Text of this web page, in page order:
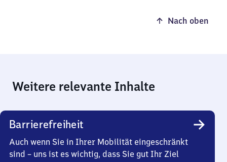
Nach oben
Weitere relevante Inhalte
Barrierefreiheit
Auch wenn Sie in Ihrer Mobilität eingeschränkt
sind – uns ist es wichtig, dass Sie gut Ihr Ziel